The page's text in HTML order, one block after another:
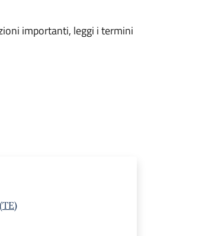
importanti, leggi i termini